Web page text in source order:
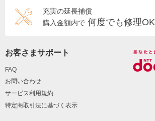
充実の延長補償
購入金額内で 何度でも修理OK
お客さまサポート
FAQ
お問い合わせ
サービス利用規約
特定商取引法に基づく表示